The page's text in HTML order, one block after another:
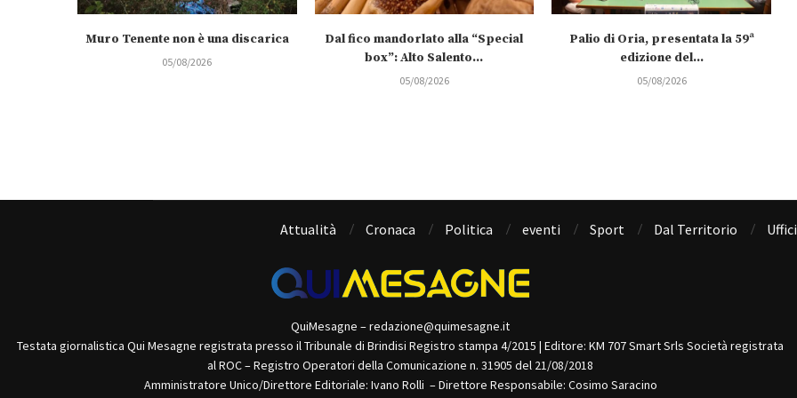
Muro Tenente non è una discarica
05/08/2026
Dal fico mandorlato alla “Special
box”: Alto Salento...
05/08/2026
Palio di Oria, presentata la 59ª
edizione del...
05/08/2026
Attualità Cronaca Politica eventi Sport Dal Territorio
QuiMesagne – redazione@quimesagne.it
Testata giornalistica Qui Mesagne registrata presso il Tribunale di Brindisi Registro stampa 4/2015 | Editore: KM 707 Smart Srls Società registrata
al ROC – Registro Operatori della Comunicazione n. 31905 del 21/08/2018
Amministratore Unico/Direttore Editoriale: Ivano Rolli – Direttore Responsabile: Cosimo Saracino